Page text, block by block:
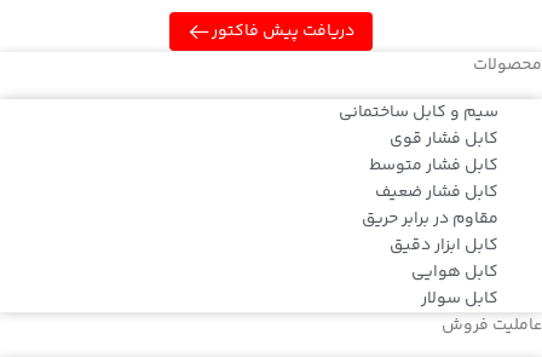
دریافت پیش فاکتور
محصولات
سیم و کابل ساختمانی
کابل فشار قوی
کابل فشار متوسط
کابل فشار ضعیف
مقاوم در برابر حریق
کابل ابزار دقیق
کابل هوایی
کابل سولار
عاملیت فروش